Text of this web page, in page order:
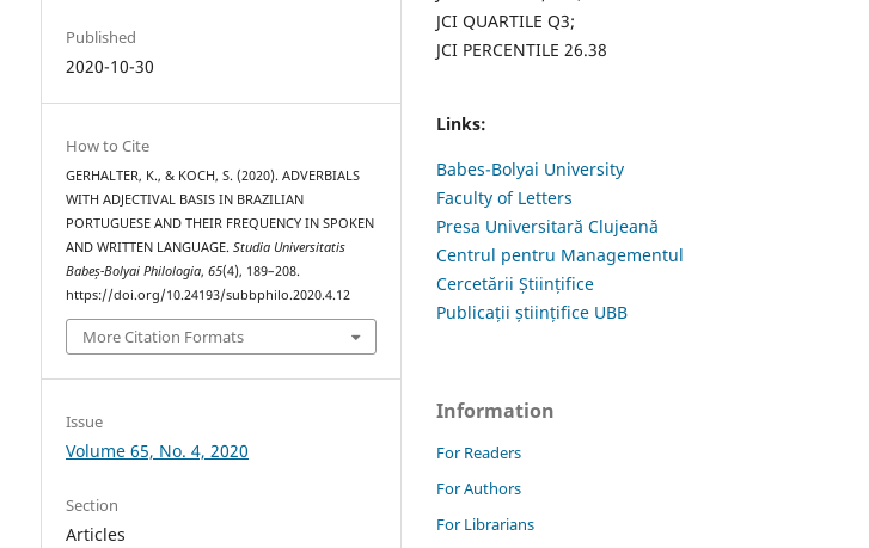
Published
2020-10-30
How to Cite
GERHALTER, K., & KOCH, S. (2020). ADVERBIALS
WITH ADJECTIVAL BASIS IN BRAZILIAN
PORTUGUESE AND THEIR FREQUENCY IN SPOKEN
AND WRITTEN LANGUAGE.Studia Universitatis
Babeș-Bolyai Philologia,65(4), 189–208.
https://doi.org/10.24193/subbphilo.2020.4.12
More Citation Formats
Issue
Volume 65, No. 4, 2020
Section
Articles
JCI QUARTILE Q3;
JCI PERCENTILE 26.38
Links:
Babes-Bolyai University
Faculty of Letters
Presa Universitară Clujeană
Centrul pentru Managementul
Cercetării Științifice
Publicații științifice UBB
Information
For Readers
For Authors
For Librarians